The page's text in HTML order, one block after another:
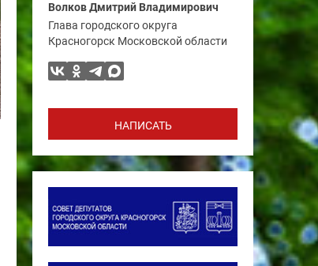
Волков Дмитрий Владимирович
Глава городского округа
Красногорск Московской области
НАПИСАТЬ